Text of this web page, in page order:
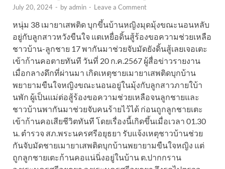
July 20, 2024 - byadmin - Leave a Comment
หนุ่ม 38 เมายาเสพติด บุกขึ้นบ้านหญิงมุดมุ้งขณะนอนหลับ
อยู่กับลูกสาวหวังขืนใจ แตเหยื่อดิ้นสู้ร้องขอความช่วยเหลือ
ชาวบ้าน-ลูกชาย 17 พากันมาช่วยจับมัดยังดิ้นสู้เลยเจอเตะ
เข้าก้านคอตายทันที วันที่ 20 ก.ค.2567 ผู้สื่อข่าวรายงาน
เมื่อกลางดึกที่ผ่านมา เกิดเหตุชายเมายาเสพติดบุกบ้าน
พยายามขืนใจหญิงขณะนอนอยู่ในมุ้งกับลูกสาวภายใบ้า
นพัก ผู้เป็นแม่ต่อสู้ร้องขอความช่วยเหลือจนลูกชายและ
ชาวบ้านพากันมาช่วยจับคนร้ายไว้ได้ ก่อนถูกลูกชายเตะ
เข้าก้านคอเสียชีวิตทันที โดยเรื่องนี้เกิดขึ้นเมื่อเวลา 01.30
น. ตำรวจ สภ.พระนครศรีอยุธยา รับแจ้งเหตุชาวบ้านช่วย
กันจับมัดชายเมายาเสพติดบุกบ้านพยายามขืนใจหญิง แต่
ถูกลูกชายเตะก้านคอแน่นิ่งอยู่ในบ้าน ต.ปากกราน